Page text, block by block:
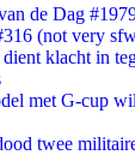
de Dag
(not very
klacht in
met G-cup
twee